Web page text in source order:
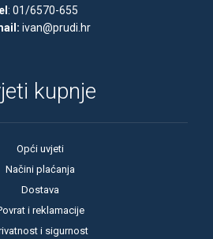
: 01/6570-655
ivan@prudi.hr
kupnje
Opći uvjeti
Načini plaćanja
Dostava
i reklamacije
i sigurnost